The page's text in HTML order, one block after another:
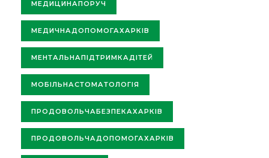
МЕДИЦИНАПОРУЧ
МЕДИЧНАДОПОМОГАХАРКІВ
МЕНТАЛЬНАПІДТРИМКАДІТЕЙ
МОБІЛЬНАСТОМАТОЛОГІЯ
ПРОДОВОЛЬЧАБЕЗПЕКАХАРКІВ
ПРОДОВОЛЬЧАДОПОМОГАХАРКІВ